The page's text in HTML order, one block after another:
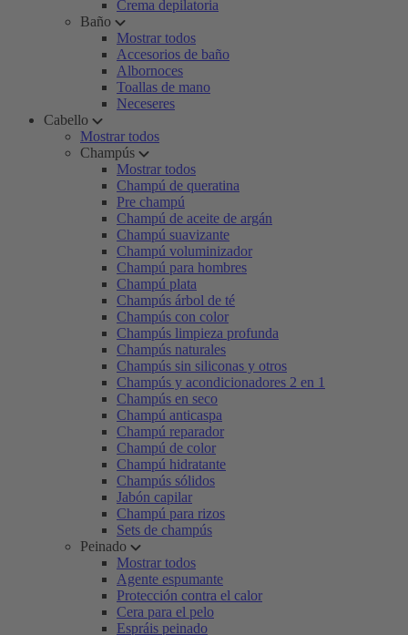
Crema depilatoria
Baño
Mostrar todos
Accesorios de baño
Albornoces
Toallas de mano
Neceseres
Cabello
Mostrar todos
Champús
Mostrar todos
Champú de queratina
Pre champú
Champú de aceite de argán
Champú suavizante
Champú voluminizador
Champú para hombres
Champú plata
Champús árbol de té
Champús con color
Champús limpieza profunda
Champús naturales
Champús sin siliconas y otros
Champús y acondicionadores 2 en 1
Champús en seco
Champú anticaspa
Champú reparador
Champú de color
Champú hidratante
Champús sólidos
Jabón capilar
Champú para rizos
Sets de champús
Peinado
Mostrar todos
Agente espumante
Protección contra el calor
Cera para el pelo
Espráis peinado